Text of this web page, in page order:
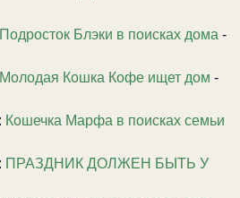
Подросток Блэки в поисках дома -
Молодая Кошка Кофе ищет дом -
Кошечка Марфа в поисках семьи
ПРАЗДНИК ДОЛЖЕН БЫТЬ У